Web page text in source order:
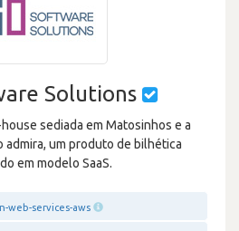
Solutions
sediada em Matosinhos e a
admira, um produto de bilhética
em modelo SaaS.
web-services-aws